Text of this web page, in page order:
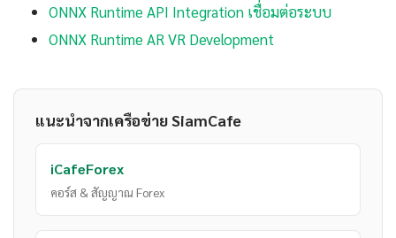
ONNX Runtime API Integration เชื่อมต่อระบบ
ONNX Runtime AR VR Development
แนะนำจากเครือข่าย SiamCafe
iCafeForex
คอร์ส & สัญญาณ Forex